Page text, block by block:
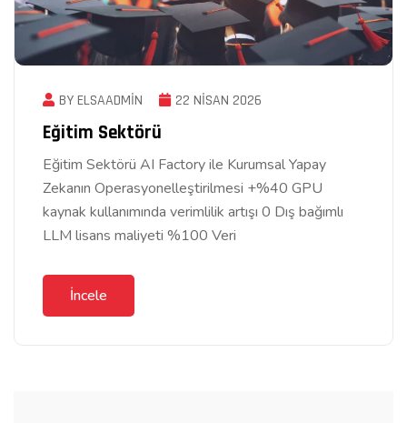
BY ELSAADMIN 22 NISAN 2026
Eğitim Sektörü
Eğitim Sektörü AI Factory ile Kurumsal Yapay
Zekanın Operasyonelleştirilmesi +%40 GPU
kaynak kullanımında verimlilik artışı 0 Dış bağımlı
LLM lisans maliyeti %100 Veri
İncele